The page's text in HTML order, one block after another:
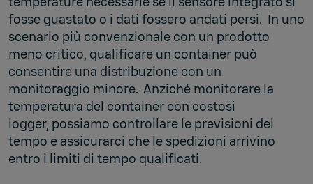
fosse guastato o i dati fossero andati persi. In uno
scenario più convenzionale con un prodotto
meno critico, qualificare un container può
consentire una distribuzione con un
monitoraggio minore. Anziché monitorare la
temperatura del container con costosi
logger, possiamo controllare le previsioni del
tempo e assicurarci che le spedizioni arrivino
entro i limiti di tempo qualificati.